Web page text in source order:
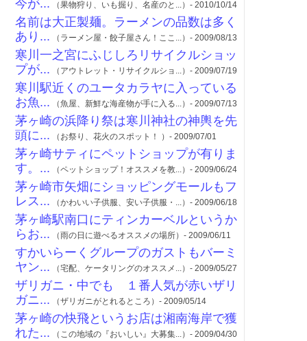
今が... （果物狩り、いも掘り、名産のと...）- 2010/10/14
名前は大正製麺。ラーメンの品数は多く
あり... （ラーメン屋・餃子屋さん！ここ...）- 2009/08/13
寒川一之宮にふじしろリサイクルショッ
プが... （アウトレット・リサイクルショ...）- 2009/07/19
寒川駅近くのユータカラヤに入っている
お魚... （魚屋、新鮮な海産物が手に入る...）- 2009/07/13
茅ヶ崎の浜降り祭は寒川神社の神輿を先
頭に... （お祭り、花火のスポット！ ）- 2009/07/01
茅ヶ崎サティにペットショップが有りま
す。... （ペットショップ！オススメを教...）- 2009/06/24
茅ヶ崎市矢畑にショッピングモールもフ
レス... （かわいい子供服、安い子供服・...）- 2009/06/18
茅ヶ崎駅南口にティンカーベルというか
らお... （雨の日に遊べるオススメの場所）- 2009/06/11
すかいらーくグループのガストもバーミ
ヤン... （宅配、ケータリングのオススメ...）- 2009/05/27
ザリガニ・中でも １番人気が赤いザリ
ガニ... （ザリガニがとれるところ）- 2009/05/14
茅ヶ崎の快飛というお店は湘南海岸で獲
れた... （この地域の『おいしい』大募集...）- 2009/04/30